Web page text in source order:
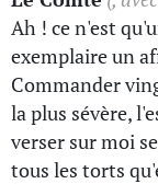
Ah ! ce n'est
exemplaire un
Commander
la plus sévère,
verser sur moi
tous les torts